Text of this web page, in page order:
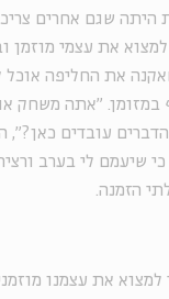
היתה שגם אחרים
את עצמי מוזמן
את החליפה אוכל
במזומן. "אתה משחק
עובדים כאן?",
שיעמם לי בערב
הזמנה.
את עצמנו